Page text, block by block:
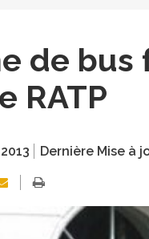
de bus
RATP
Dernière Mise à